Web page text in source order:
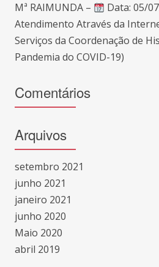
Mª RAIMUNDA –
Data: 05/
Atendimento Através da
Serviços da Coordenação de
Pandemia do COVID-19)
Comentários
Arquivos
setembro 2021
junho 2021
janeiro 2021
junho 2020
Maio 2020
abril 2019